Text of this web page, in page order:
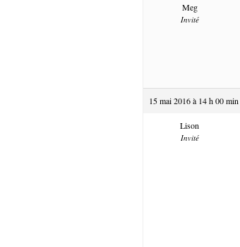
Meg
Invité
15 mai 2016 à 14 h 00 min
Lison
Invité